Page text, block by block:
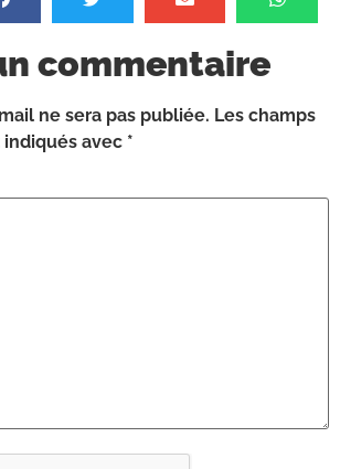
commentaire
ne sera pas publiée. Les champs
avec *